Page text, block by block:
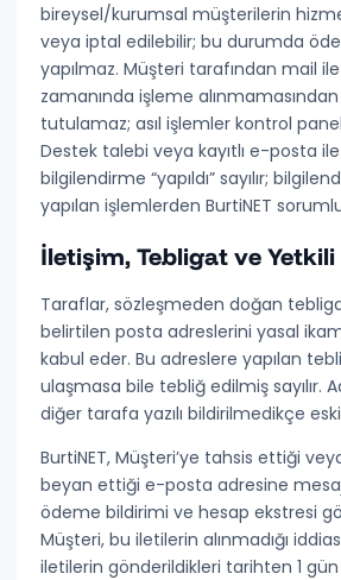
bireysel/kurumsal müşterilerin
veya iptal edilebilir; bu durumda
yapılmaz. Müşteri tarafından mail
zamanında işleme
tutulamaz; asıl işlemler kontrol
Destek talebi veya kayıtlı e-posta ile
bilgilendirme “yapıldı” sayılır;
yapılan işlemlerden BurtiNET
İletişim, Tebligat ve
Taraflar, sözleşmeden doğan
belirtilen posta adresleriniyasal
kabul eder. Bu adreslere yapılan
ulaşmasa bile tebliğ edilmiş sayılır.
diğer tarafa yazılı bildirilmedikçe
BurtiNET, Müşteri’ye tahsis ettiği
beyan ettiği e-posta adresine
ödeme bildirimi ve hesap ekstresi
Müşteri, bu iletilerin alınmadığı
iletileringönderildikleri tarihten 1